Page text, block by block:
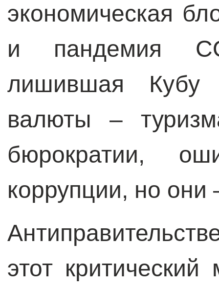
экономическая
и пандемия
лишившая Кубу
валюты –
бюрократии,
коррупции, но они
этот